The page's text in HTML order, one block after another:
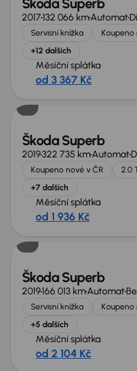
2017132 066 kmAutomat
Servisní knížka Koupeno
+12 dalších
Měsíční splátka
od 3 367 Kč
Zlevněno o 10 000 Kč
Škoda Superb
2019322 735 kmAutomat
Koupeno nové v ČR 2.0
+7 dalších
Měsíční splátka
od 1 936 Kč
Škoda Superb
2019166 013 kmAutomat
Servisní knížka Koupeno
+5 dalších
Měsíční splátka
od 2 104 Kč